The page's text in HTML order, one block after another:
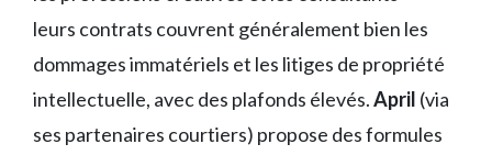
leurs contrats couvrent généralement bien les
dommages immatériels et les litiges de propriété
intellectuelle, avec des plafonds élevés.April (via
ses partenaires courtiers) propose des formules